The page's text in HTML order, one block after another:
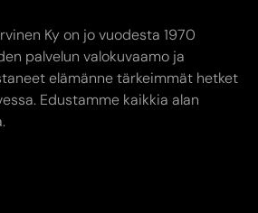
Ky on jo vuodesta 1970
palvelun valokuvaamo ja
elämänne tärkeimmät hetket
Edustamme kaikkia alan